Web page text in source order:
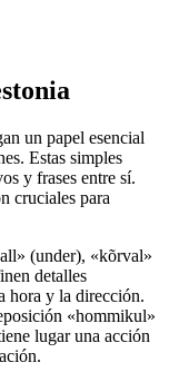
un papel esencial
Estas simples
y frases entre sí.
cruciales para
(under), «kõrval»
detalles
hora y la dirección.
«hommikul»
lugar una acción